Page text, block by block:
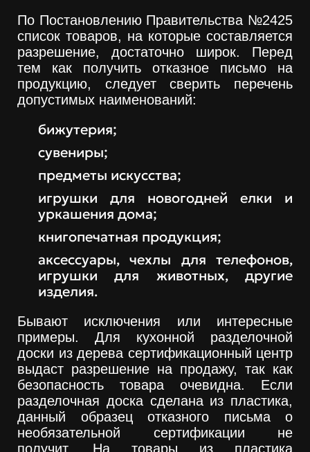
По Постановлению Правительства №2425
список товаров, на которые составляется
разрешение, достаточно широк. Перед
тем как получить отказное письмо на
продукцию, следует сверить перечень
допустимых наименований:
бижутерия;
сувениры;
предметы искусства;
игрушки для новогодней елки и
уркашения дома;
книгопечатная продукция;
аксессуары, чехлы для телефонов,
игрушки для животных, другие
изделия.
Бывают исключения или интересные
примеры. Для кухонной разделочной
доски из дерева сертификационный центр
выдаст разрешение на продажу, так как
безопасность товара очевидна. Если
разделочная доска сделана из пластика,
данный образец отказного письма о
необязательной сертификации не
получит. На товары из пластика